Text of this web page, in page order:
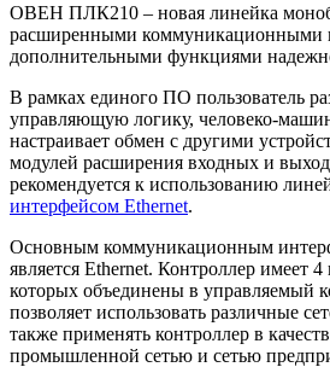
ОВЕН ПЛК210 – новая линейка
расширенными коммуникационными
дополнительными функциями
В рамках единого ПО пользователь
управляющую логику, человеко-
настраивает обмен с другими
модулей расширения входных и
рекомендуется к использованию
интерфейсом Ethernet.
Основным коммуникационным
является Ethernet. Контроллер имеет 4
которых объединены в управляемый
позволяет использовать различные
также применять контроллер в
промышленной сетью и сетью